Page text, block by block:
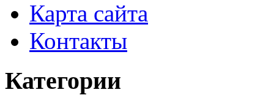
Карта сайта
Контакты
Категории